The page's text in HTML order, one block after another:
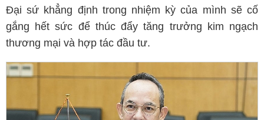
Đại sứ khẳng định trong nhiệm kỳ của mình sẽ cố
gắng hết sức để thúc đẩy tăng trưởng kim ngạch
thương mại và hợp tác đầu tư.